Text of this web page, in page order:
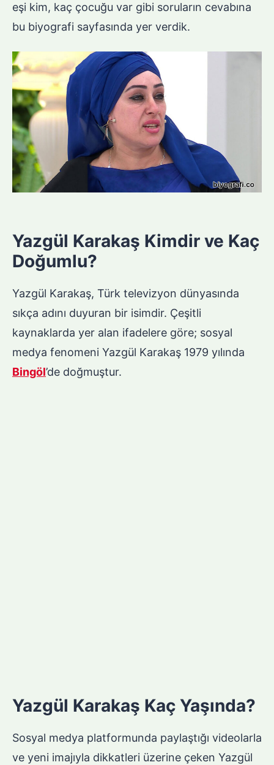
eşi kim, kaç çocuğu var gibi soruların cevabına
bu biyografi sayfasında yer verdik.
Yazgül Karakaş Kimdir ve Kaç
Doğumlu?
Yazgül Karakaş, Türk televizyon dünyasında
sıkça adını duyuran bir isimdir. Çeşitli
kaynaklarda yer alan ifadelere göre; sosyal
medya fenomeni Yazgül Karakaş 1979 yılında
Bingöl’de doğmuştur.
Yazgül Karakaş Kaç Yaşında?
Sosyal medya platformunda paylaştığı videolarla
ve yeni imajıyla dikkatleri üzerine çeken Yazgül